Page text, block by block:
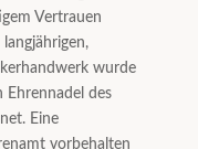
Vertrauen
wurde
Ehrennadel des
Eine
vorbehalten